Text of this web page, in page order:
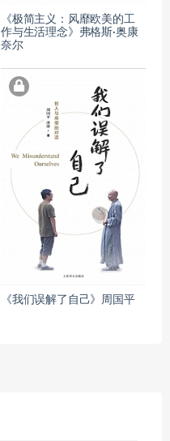
《极简主义：风靡欧美的工
作与生活理念》弗格斯·奥康
奈尔
《我们误解了自己》周国平